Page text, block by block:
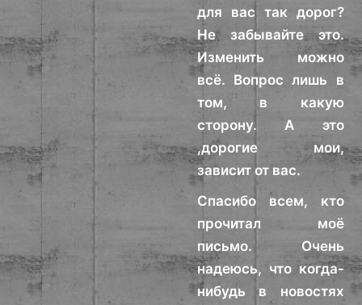
для вас так дорог?
Не забывайте это.
Изменить можно
всё. Вопрос лишь в
том, в какую
сторону. А это
,дорогие мои,
зависит от вас.
Спасибо всем, кто
прочитал моё
письмо. Очень
надеюсь, что когда-
нибудь в новостях